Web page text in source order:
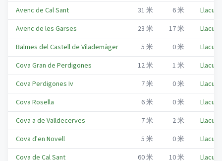
Avenc de Cal Sant
31 米 6米
Avenc de les Garses
23 米 17米
Balmes del Castell de Vilademàger
5 米 0米
Cova Gran de Perdigones
12米 1 米
Cova Perdigones Iv
7米 0米
Cova Rosella
6米 0米
Cova a de Valldecerves
7米 2米
Cova d'en Novell
5 米 0米
Cova de Cal Sant
60米 10米